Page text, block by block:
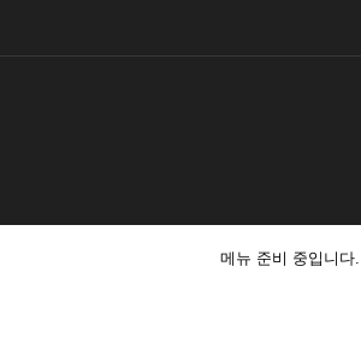
메뉴 준비 중입니다.